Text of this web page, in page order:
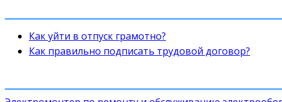
Как уйти в отпуск грамотно?
Как правильно подписать трудовой договор?